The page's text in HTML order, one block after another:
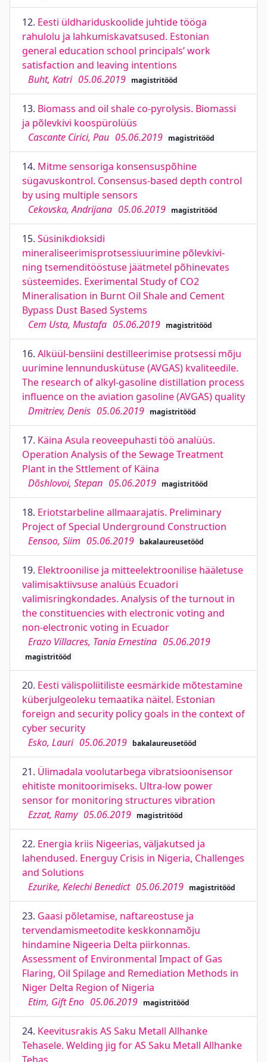
12. Eesti üldhariduskoolide juhtide tööga
rahulolu ja lahkumiskavatsused. Estonian
general education school principals’ work
satisfaction and leaving intentions
Buht, Katri 05.06.2019 magistritööd
13. Biomass and oil shale co-pyrolysis. Biomassi
ja põlevkivi koospürolüüs
Cascante Cirici, Pau 05.06.2019 magistritööd
14. Mitme sensoriga konsensuspõhine
sügavuskontrol. Consensus-based depth control
by using multiple sensors
Cekovska, Andrijana 05.06.2019 magistritööd
15. Süsinikdioksidi
mineraliseerimisprotsessiuurimine põlevkivi-
ning tsemenditööstuse jäätmetel põhinevates
süsteemides. Exerimental Study of CO2
Mineralisation in Burnt Oil Shale and Cement
Bypass Dust Based Systems
Cem Usta, Mustafa 05.06.2019 magistritööd
16. Alküül-bensiini destilleerimise protsessi mõju
uurimine lennunduskütuse (AVGAS) kvaliteedile.
The research of alkyl-gasoline distillation process
influence on the aviation gasoline (AVGAS) quality
Dmitriev, Denis 05.06.2019 magistritööd
17. Käina Asula reoveepuhasti töö analüüs.
Operation Analysis of the Sewage Treatment
Plant in the Sttlement of Käina
Dõshlovoi, Stepan 05.06.2019 magistritööd
18. Eriotstarbeline allmaarajatis. Preliminary
Project of Special Underground Construction
Eensoo, Siim 05.06.2019 bakalaureusetööd
19. Elektroonilise ja mitteelektroonilise hääletuse
valimisaktiivsuse analüüs Ecuadori
valimisringkondades. Analysis of the turnout in
the constituencies with electronic voting and
non-electronic voting in Ecuador
Erazo Villacres, Tania Ernestina 05.06.2019
magistritööd
20. Eesti välispoliitiliste eesmärkide mõtestamine
küberjulgeoleku temaatika näitel. Estonian
foreign and security policy goals in the context of
cyber security
Esko, Lauri 05.06.2019 bakalaureusetööd
21. Ülimadala voolutarbega vibratsioonisensor
ehitiste monitoorimiseks. Ultra-low power
sensor for monitoring structures vibration
Ezzat, Ramy 05.06.2019 magistritööd
22. Energia kriis Nigeerias, väljakutsed ja
lahendused. Energuy Crisis in Nigeria, Challenges
and Solutions
Ezurike, Kelechi Benedict 05.06.2019 magistritööd
23. Gaasi põletamise, naftareostuse ja
tervendamismeetodite keskkonnamõju
hindamine Nigeeria Delta piirkonnas.
Assessment of Environmental Impact of Gas
Flaring, Oil Spilage and Remediation Methods in
Niger Delta Region of Nigeria
Etim, Gift Eno 05.06.2019 magistritööd
24. Keevitusrakis AS Saku Metall Allhanke
Tehasele. Welding jig for AS Saku Metall Allhanke